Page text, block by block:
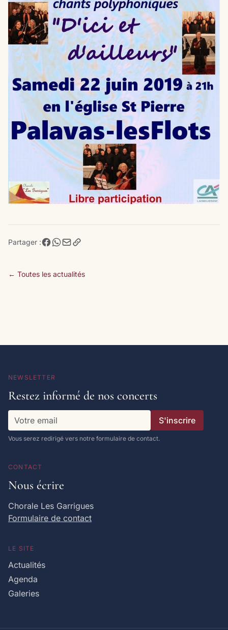
Partager :
← Toutes les actualités
NEWSLETTER
Restez informé de nos concerts
S'inscrire
Vous serez redirigé vers notre formulaire de contact.
CONTACT
Nous écrire
Chorale Les Garrigues
Formulaire de contact
LE SITE
Actualités
Agenda
Galeries